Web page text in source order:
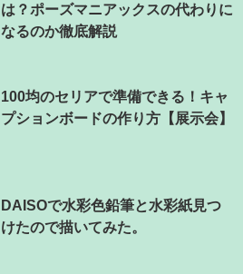
は？ポーズマニアックスの代わりに
なるのか徹底解説
100均のセリアで準備できる！キャ
プションボードの作り方【展示会】
DAISOで水彩色鉛筆と水彩紙見つ
けたので描いてみた。